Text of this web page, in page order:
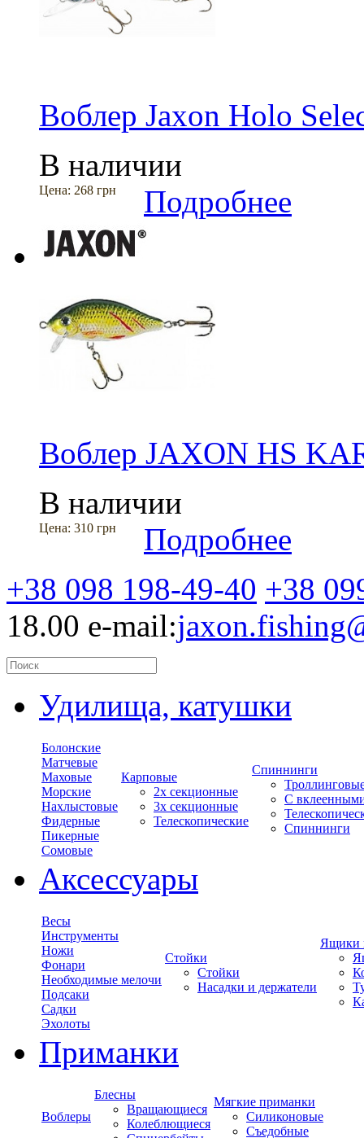
Воблер Jaxon Holo
В наличии
Цена: 268 грн Подробнее
Воблер JAXON HS
В наличии
Цена: 310 грн
Подробнее
+38 098 198-49-40 +38
18.00 e-mail:
Удилища, катушки
Болонские
Матчевые
Маховые
Морские
Нахлыстовые
Фидерные
Пикерные
Сомовые
Карповые
2х секционные
3х секционные
Телескопические
Спиннинги
С
Спиннинги
Аксессуары
Весы
Инструменты
Ножи
Фонари
Необходимые мелочи
Подсаки
Садки
Эхолоты
Стойки
Стойки
Насадки и держатели
Ящики
Приманки
Воблеры
Блесны
Вращающиеся
Колеблющиеся
Мягкие приманки
Силиконовые
Съедобные